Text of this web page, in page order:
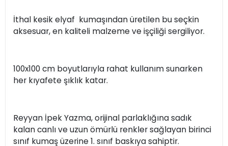
İthal kesik elyaf kumaşından üretilen bu seçkin
aksesuar, en kaliteli malzeme ve işçiliği sergiliyor.
100x100 cm boyutlarıyla rahat kullanım sunarken
her kıyafete şıklık katar.
Reyyan İpek Yazma, orijinal parlaklığına sadık
kalan canlı ve uzun ömürlü renkler sağlayan birinci
sınıf kumaş üzerine 1. sınıf baskıya sahiptir.